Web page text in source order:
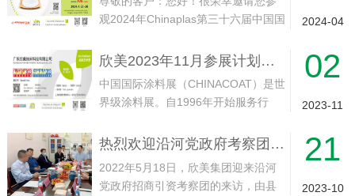
观2024年Chinaplas第三十六届中国国
展会将于2024年4月23-26日在中国·上
届时光临！...
2024-04
欣美2023年11月参展计划——中国（上海）国际涂料展
中国国际涂料展（CHINACOAT）是世
界级涂料展。自1996年开始服务行
行，展会一直致力为涂料行业的供应
台。面对面接触全球，尤其是来自中...
02
2023-11
热烈欢迎沿河党政府考察团领导莅临欣美集团工厂实地考察指导
2022年5月18日，欣美集团迎来沿河
党政府招商引资考察团的来访，由县
21
2023-10